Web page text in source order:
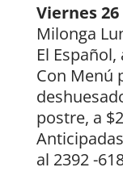
Viernes 26
Milonga
El Español,
Con Menú
postre, a
al 2392 -